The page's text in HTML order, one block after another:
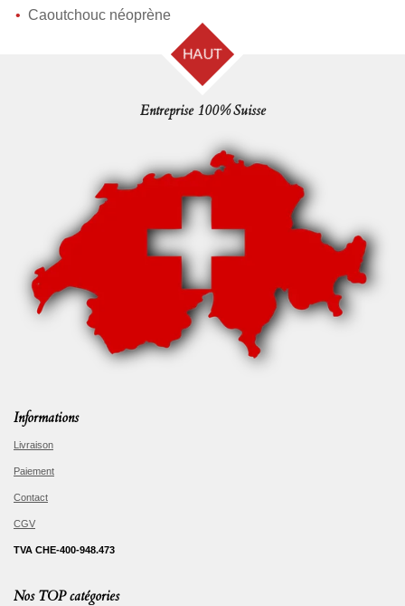
Caoutchouc néoprène
HAUT
Entreprise 100% Suisse
Informations
Livraison
Paiement
Contact
CGV
TVA CHE-400-948.473
Nos TOP catégories